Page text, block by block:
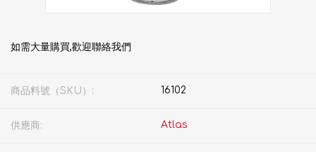
如需大量購買,歡迎聯絡我們
商品料號（SKU）: 16102
供應商: Atlas